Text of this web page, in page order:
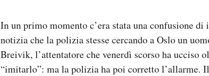
In un primo momento c’era stata una confusione
notizia che la polizia stesse cercando a Oslo un
Breivik, l’attentatore che venerdì scorso ha ucciso
“imitarlo”: ma la polizia ha poi corretto l’allarme.